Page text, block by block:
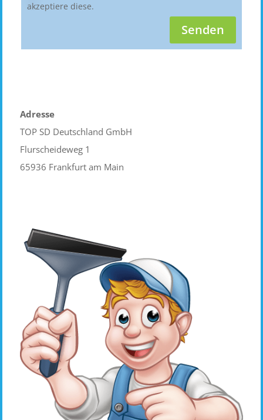
akzeptiere diese.
Senden
Adresse
TOP SD Deutschland GmbH
Flurscheideweg 1
65936 Frankfurt am Main